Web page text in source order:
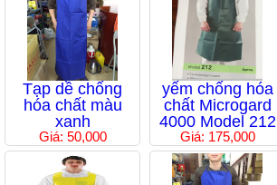
Tạp dề chống
hóa chất màu
xanh
Giá: 50,000
yếm chống hóa
chất Microgard
4000 Model 212
Giá: 175,000